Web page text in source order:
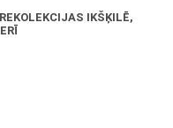
IKŠĶILĒ,